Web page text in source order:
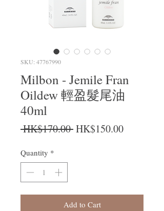
SKU: 47767990
Milbon - Jemile Fran
Oildew 輕盈髮尾油
40ml
HK$170.00 Regular Price
HK$150.00Sale Price
Quantity *
Add to Cart